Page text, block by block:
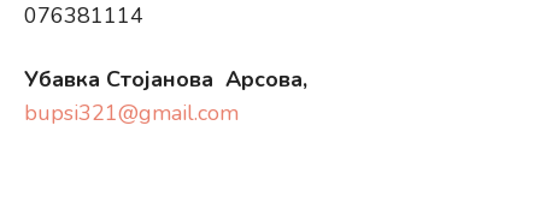
076381114
Убавка Стојанова Арсова,
bupsi321@gmail.com